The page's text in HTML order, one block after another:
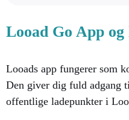
Looad Go App
Looads app fungerer som
Den giver dig fuld adgang
offentlige ladepunkter i